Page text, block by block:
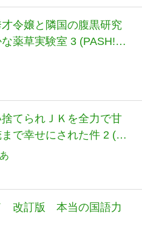
令嬢と隣国の腹黒研究
薬草実験室 3 (PASH!ブ
てられＪＫを全力で甘
で幸せにされた件 2 (HJ
改訂版 本当の国語力